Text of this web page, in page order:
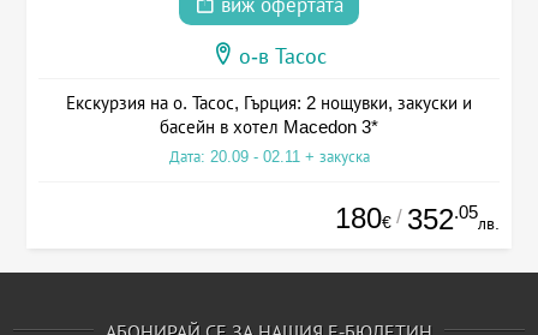
виж офертата
о-в Тасос
Екскурзия на о. Тасос, Гърция: 2 нощувки, закуски и
басейн в хотел Macedon 3*
Дата: 20.09 - 02.11 + закуска
180€ / 352.05
лв.